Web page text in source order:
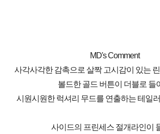
MD's Comment
사각사각한 감촉으로 살짝 고시감이 있는
볼드한 골드 버튼이 더블로 들
시원시원한 럭셔리 무드를 연출하는 테일
사이드의 프린세스 절개라인이